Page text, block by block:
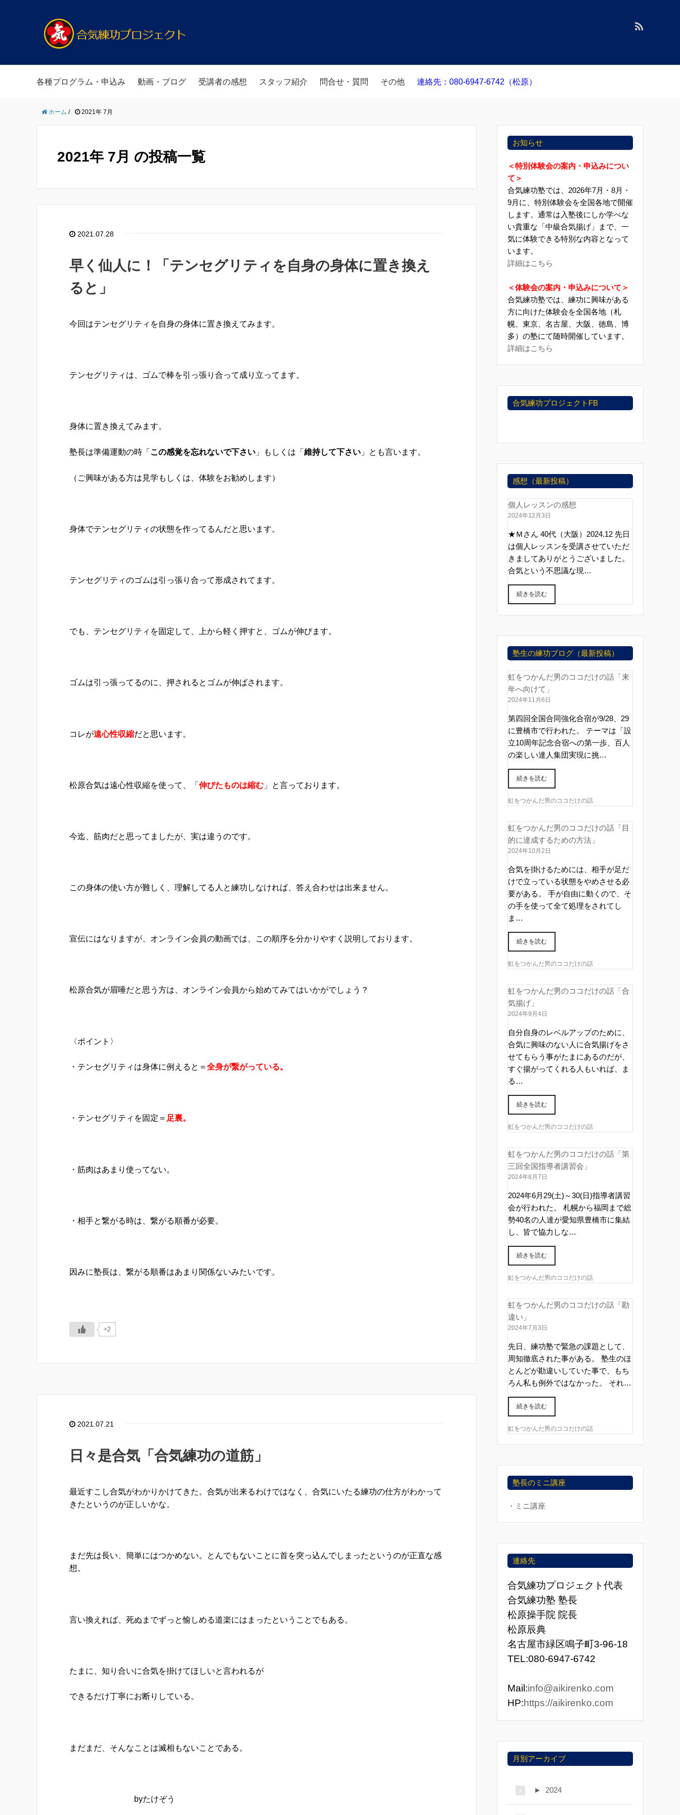
各種プログラム・申込み 動画・ブログ 受講者の感想 スタッフ紹介 問合せ・質問 その他 連絡先：080-6947-6742（松原）
ホーム / 2021年 7月
2021年 7月 の投稿一覧
2021.07.28
早く仙人に！「テンセグリティを自身の身体に置き換え
ると」
今回はテンセグリティを自身の身体に置き換えてみます。
テンセグリティは、ゴムで棒を引っ張り合って成り立ってます。
身体に置き換えてみます。
塾長は準備運動の時「 この感覚を忘れないで下さい 」もしくは「 維持して下さい 」とも言います。
（ご興味がある方は見学もしくは、体験をお勧めします）
身体でテンセグリティの状態を作ってるんだと思います。
テンセグリティのゴムは引っ張り合って形成されてます。
でも、テンセグリティを固定して、上から軽く押すと、ゴムが伸びます。
ゴムは引っ張ってるのに、押されるとゴムが伸ばされます。
コレが遠心性収縮だと思います。
松原合気は遠心性収縮を使って、「 伸びたものは縮む 」と言っております。
今迄、筋肉だと思ってましたが、実は違うのです。
この身体の使い方が難しく、理解してる人と練功しなければ、答え合わせは出来ません。
宣伝にはなりますが、オンライン会員の動画では、この順序を分かりやすく説明しております。
松原合気が眉唾だと思う方は、オンライン会員から始めてみてはいかがでしょう？
〈ポイント〉
・テンセグリティは身体に例えると＝ 全身が繋がっている。
・テンセグリティを固定＝ 足裏。
・筋肉はあまり使ってない。
・相手と繋がる時は、繋がる順番が必要。
因みに塾長は、繋がる順番はあまり関係ないみたいです。
+2
2021.07.21
日々是合気「合気練功の道筋」
最近すこし合気がわかりかけてきた。合気が出来るわけではなく、合気にいたる練功の仕方がわかって
きたというのが正しいかな。
まだ先は長い、簡単にはつかめない。とんでもないことに首を突っ込んでしまったというのが正直な感
想。
言い換えれば、死ぬまでずっと愉しめる道楽にはまったということでもある。
たまに、知り合いに合気を掛けてほしいと言われるが
できるだけ丁寧にお断りしている。
まだまだ、そんなことは滅相もないことである。
byたけぞう
お知らせ
＜特別体験会の案内・申込みについ
て＞
合気練功塾では、2026年7月・8月・
9月に、特別体験会を全国各地で開催
します。通常は入塾後にしか学べな
い貴重な「中級合気揚げ」まで、一
気に体験できる特別な内容となって
います。
詳細はこちら
＜体験会の案内・申込みについて＞
合気練功塾では、練功に興味がある
方に向けた体験会を全国各地（札
幌、東京、名古屋、大阪、徳島、博
多）の塾にて随時開催しています。
詳細はこちら
合気練功プロジェクトFB
感想（最新投稿）
個人レッスンの感想
2024年12月3日
★Ｍさん 40代（大阪）2024.12 先日
は個人レッスンを受講させていただ
きましてありがとうございました。
合気という不思議な現…
続きを読む
塾生の練功ブログ（最新投稿）
虹をつかんだ男のココだけの話「来
年へ向けて」
2024年11月6日
第四回全国合同強化合宿が9/28、29
に豊橋市で行われた。 テーマは「設
立10周年記念合宿への第一歩、百人
の楽しい達人集団実現に挑…
続きを読む
虹をつかんだ男のココだけの話
虹をつかんだ男のココだけの話「目
的に達成するための方法」
2024年10月2日
合気を掛けるためには、相手が足だ
けで立っている状態をやめさせる必
要がある。 手が自由に動くので、そ
の手を使って全て処理をされてし
ま…
続きを読む
虹をつかんだ男のココだけの話
虹をつかんだ男のココだけの話「合
気揚げ」
2024年9月4日
自分自身のレベルアップのために、
合気に興味のない人に合気揚げをさ
せてもらう事がたまにあるのだが、
すぐ揚がってくれる人もいれば、ま
る…
続きを読む
虹をつかんだ男のココだけの話
虹をつかんだ男のココだけの話「第
三回全国指導者講習会」
2024年8月7日
2024年6月29(土)～30(日)指導者講習
会が行われた。 札幌から福岡まで総
勢40名の人達が愛知県豊橋市に集結
し、皆で協力しな…
続きを読む
虹をつかんだ男のココだけの話
虹をつかんだ男のココだけの話「勘
違い」
2024年7月3日
先日、練功塾で緊急の課題として、
周知徹底された事がある。 塾生のほ
とんどが勘違いしていた事で、もち
ろん私も例外ではなかった。 それ…
続きを読む
虹をつかんだ男のココだけの話
塾長のミニ講座
・ミニ講座
連絡先
合気練功プロジェクト代表
合気練功塾 塾長
松原操手院 院長
松原辰典
名古屋市緑区鳴子町3-96-18
TEL:080-6947-6742
Mail:info@aikirenko.com
HP:https://aikirenko.com
月別アーカイブ
► 2024